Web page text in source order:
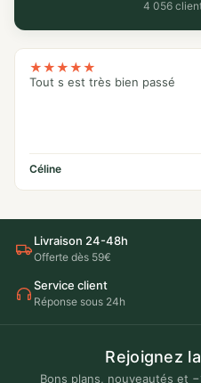
4 056
★★★★★
Tout s est très bien passé
Céline
Livraison 24-48h
Offerte dès 59€
Service client
Réponse sous 24h
Rejoignez
Bons plans, nouveautés et